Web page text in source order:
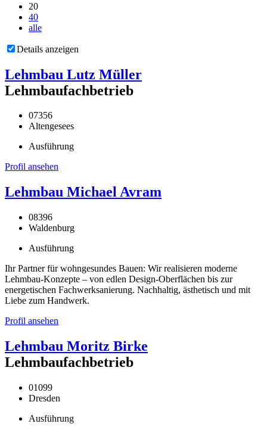
20
40
alle
Details anzeigen
Lehmbau Lutz Müller
Lehmbaufachbetrieb
07356
Altengesees
Ausführung
Profil ansehen
Lehmbau Michael Avram
08396
Waldenburg
Ausführung
Ihr Partner für wohngesundes Bauen: Wir realisieren moderne
Lehmbau-Konzepte – von edlen Design-Oberflächen bis zur
energetischen Fachwerksanierung. Nachhaltig, ästhetisch und mit
Liebe zum Handwerk.
Profil ansehen
Lehmbau Moritz Birke
Lehmbaufachbetrieb
01099
Dresden
Ausführung